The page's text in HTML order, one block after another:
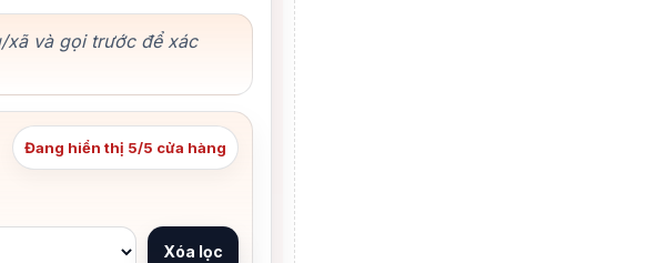
xã và gọi trước để xác
Đang hiển thị 5/5 cửa hàng
Xóa lọc